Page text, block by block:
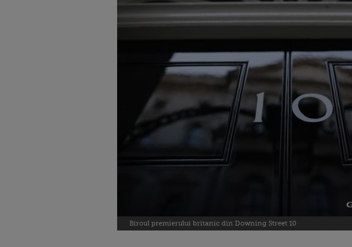
Biroul premierului britanic din Downing Street 10